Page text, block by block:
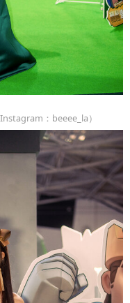
：beeee_la）